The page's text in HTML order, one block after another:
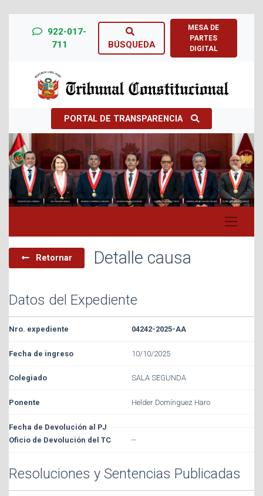
922-017-
711
BÚSQUEDA
MESA DE
PARTES
DIGITAL
PORTAL DE TRANSPARENCIA
Previous Next
Retornar Detalle causa
Datos del Expediente
04242-2025-AA
10/10/2025
SALA SEGUNDA
Helder Domínguez Haro
--
Resoluciones y Sentencias Publicadas